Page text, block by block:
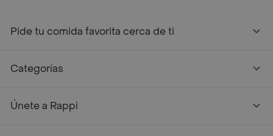
Pide tu comida favorita cerca de ti
Categorías
Únete a Rappi